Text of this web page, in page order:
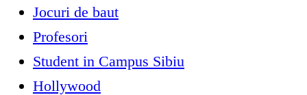
Jocuri de baut
Profesori
Student in Campus Sibiu
Hollywood